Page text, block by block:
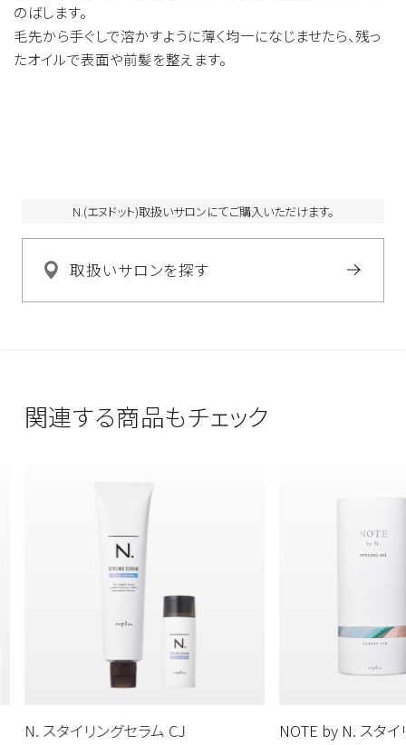
のばします。
毛先から手ぐしで溶かすように薄く均一になじませたら、残っ
たオイルで表面や前髪を整えます。
N.(エヌドット)取扱いサロンにてご購入いただけます。
取扱いサロンを探す
関連する商品もチェック
N. スタイリングセラム CJ
NOTE by N. スタ